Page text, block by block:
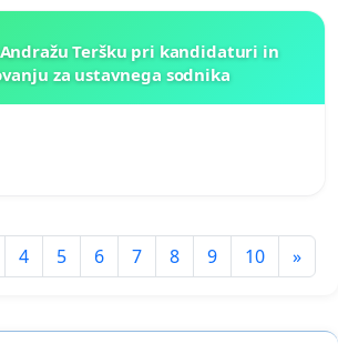
Teršku pri kandidaturi in
za ustavnega sodnika
4 5 6 7 8 9 10 »